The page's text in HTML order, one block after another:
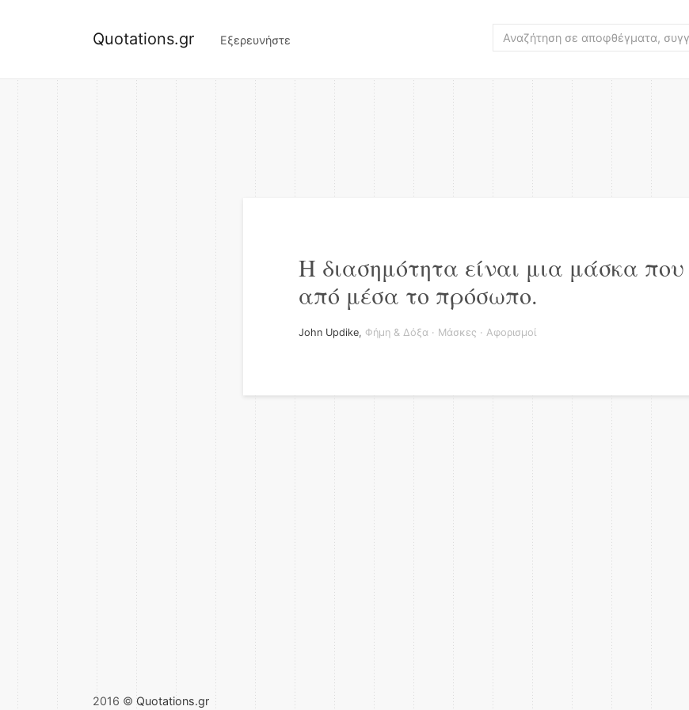
Quotations.gr Εξερευνήστε
Η διασημότητα είναι μια μάσκα
από μέσα το πρόσωπο.
John Updike, Φήμη & Δόξα · Μάσκες · Αφορισμοί
2016 © Quotations.gr